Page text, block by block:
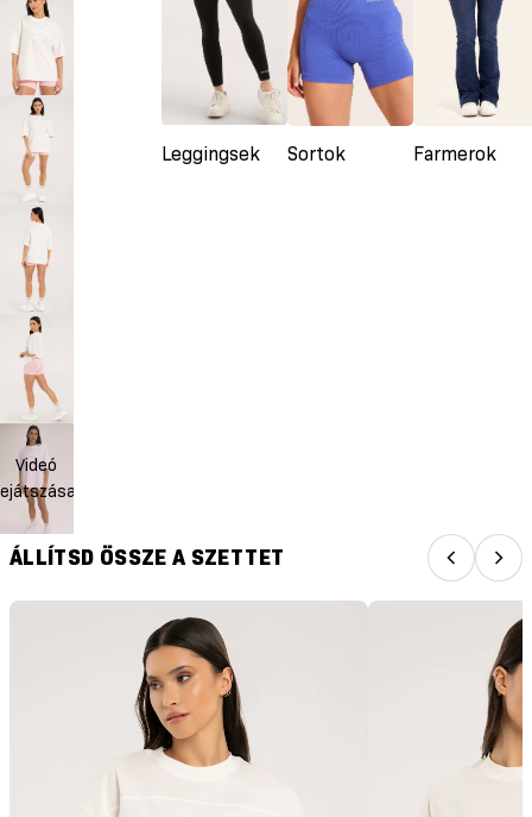
Leggingsek Sortok Farmerok
Videó
ÁLLÍTSD ÖSSZE A SZETTET